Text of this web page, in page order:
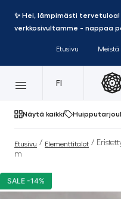
✨ Hei, lämpimästi
verkkosivultamme - nappaa
Etusivu Meistä
FI
Näytä kaikki
Etusivu / Elementtitalot /
m
SALE -14%